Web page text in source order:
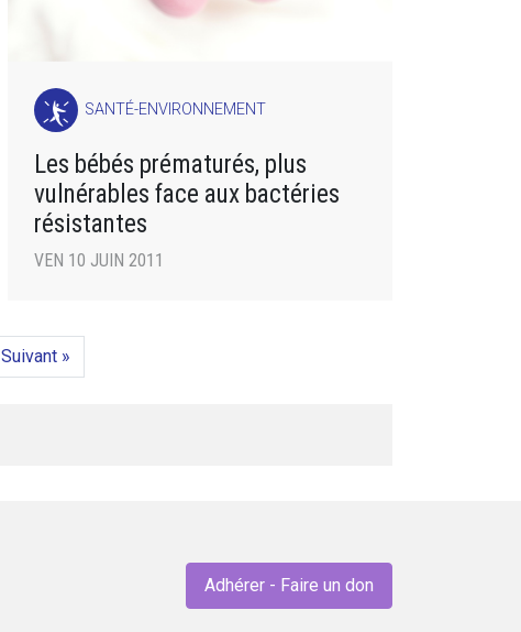
SANTÉ-ENVIRONNEMENT
Les bébés prématurés, plus
vulnérables face aux bactéries
résistantes
VEN 10 JUIN 2011
Suivant »
Adhérer - Faire un don